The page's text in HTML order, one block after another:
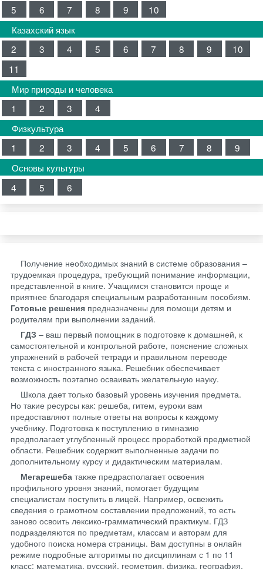
5
6 7 8 9
10
Казахский язык
2
3 4 5 6 7 8 9
10
11
Мир природы и человека
1
2 3
4
Физкультура
1
2 3 4 5 6 7 8
9
Основы культуры
4
5 6
Получение необходимых знаний в системе образования –
трудоемкая процедура, требующий понимание информации,
представленной в книге. Учащимся становится проще и
приятнее благодаря специальным разработанным пособиям.
Готовые решения предназначены для помощи детям и
родителям при выполнении заданий.
ГДЗ – ваш первый помощник в подготовке к домашней, к
самостоятельной и контрольной работе, пояснение сложных
упражнений в рабочей тетради и правильном переводе
текста с иностранного языка. Решебник обеспечивает
возможность поэтапно осваивать желательную науку.
Школа дает только базовый уровень изучения предмета.
Но такие ресурсы как: решеба, гитем, еуроки вам
предоставляют полные ответы на вопросы к каждому
учебнику. Подготовка к поступлению в гимназию
предполагает углубленный процесс проработкой предметной
области. Решебник содержит выполненные задачи по
дополнительному курсу и дидактическим материалам.
Мегарешебатакже предрасполагает освоения
профильного уровня знаний, помогает будущим
специалистам поступить в лицей. Например, освежить
сведения о грамотном составлении предложений, то есть
заново освоить лексико-грамматический практикум. ГДЗ
подразделяются по предметам, классам и авторам для
удобного поиска номера страницы. Вам доступны в онлайн
режиме подробные алгоритмы по дисциплинам с 1 по 11
класс: математика, русский, геометрия, физика, география,